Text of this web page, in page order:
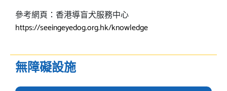
參考網頁：香港導盲犬服務中心
https://seeingeyedog.org.hk/knowledge
無障礙設施